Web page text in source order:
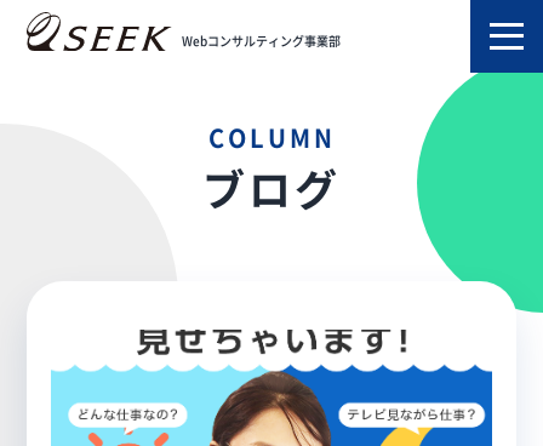
Webコンサルティング事業部
TOP
COLUMN
ブログ